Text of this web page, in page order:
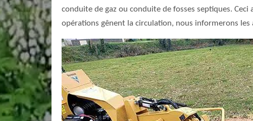
conduite de gaz ou conduite de fosses septiques. Ceci
opérations gênent la circulation, nous informerons